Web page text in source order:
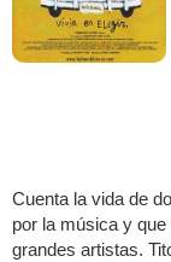
Cuenta la vida de
por la música y
grandes artistas.